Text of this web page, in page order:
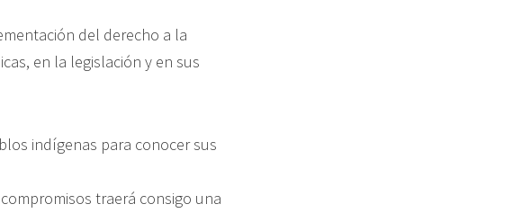
del derecho a la
en la legislación y en sus
indígenas para conocer sus
traerá consigo una